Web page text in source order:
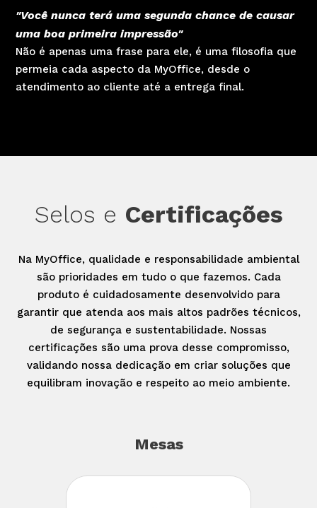
"Você nunca terá uma segunda chance de causar
uma boa primeira impressão"
Não é apenas uma frase para ele, é uma filosofia que
permeia cada aspecto da MyOffice, desde o
atendimento ao cliente até a entrega final.
Selos e Certificações
Na MyOffice, qualidade e responsabilidade ambiental
são prioridades em tudo o que fazemos. Cada
produto é cuidadosamente desenvolvido para
garantir que atenda aos mais altos padrões técnicos,
de segurança e sustentabilidade. Nossas
certificações são uma prova desse compromisso,
validando nossa dedicação em criar soluções que
equilibram inovação e respeito ao meio ambiente.
Mesas